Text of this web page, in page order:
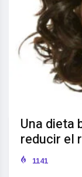
Una dieta
reducir el
1141